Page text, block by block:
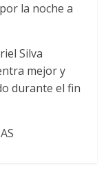
la noche a
Silva
mejor y
durante el fin